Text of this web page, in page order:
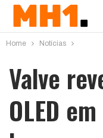
Home Notícias
Valve
OLED